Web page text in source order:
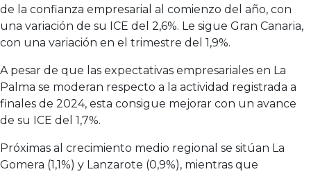
de la confianza empresarial al comienzo del año, con
una variación de su ICE del 2,6%. Le sigue Gran Canaria,
con una variación en el trimestre del 1,9%.
A pesar de que las expectativas empresariales en La
Palma se moderan respecto a la actividad registrada a
finales de 2024, esta consigue mejorar con un avance
de su ICE del 1,7%.
Próximas al crecimiento medio regional se sitúan La
Gomera (1,1%) y Lanzarote (0,9%), mientras que